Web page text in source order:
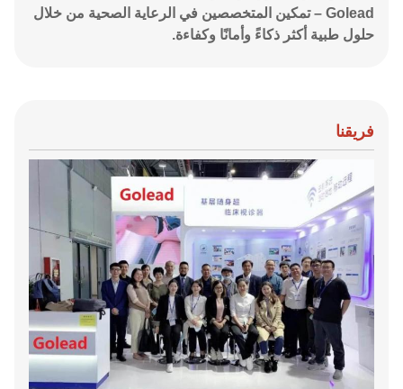
Golead – تمكين المتخصصين في الرعاية الصحية من خلال
حلول طبية أكثر ذكاءً وأمانًا وكفاءة.
فريقنا